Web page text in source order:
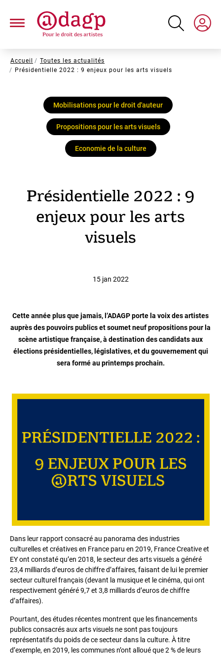
contenu
Fil
d'Ariane
Accueil
Toutes les actualités
Présidentielle 2022 : 9 enjeux pour les arts visuels
Mobilisations pour le droit d'auteur
Propositions pour les arts visuels
Economie de la culture
Présidentielle 2022 : 9
enjeux pour les arts
visuels
15 jan 2022
Cette année plus que jamais, l’ADAGP porte la voix des artistes
auprès des pouvoirs publics et soumet neuf propositions pour la
scène artistique française, à destination des candidats aux
élections présidentielles, législatives, et du gouvernement qui
sera formé au printemps prochain.
Dans leur rapport consacré au panorama des industries
culturelles et créatives en France paru en 2019, France Creative et
EY ont constaté qu’en 2018, le secteur des arts visuels a généré
23,4 milliards d’euros de chiffre d’affaires, faisant de lui le premier
secteur culturel français (devant la musique et le cinéma, qui ont
respectivement généré 9,7 et 3,8 milliards d’euros de chiffre
d’affaires).
Pourtant, des études récentes montrent que les financements
publics consacrés aux arts visuels ne sont pas toujours
représentatifs du poids de ce secteur dans la culture. À titre
d’exemple, en 2019, les communes n’ont alloué que 2 % de leurs